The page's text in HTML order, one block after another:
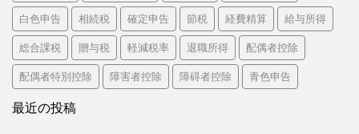
白色申告 相続税 確定申告 節税 経費精算 給与所得
総合課税 贈与税 軽減税率 退職所得 配偶者控除
配偶者特別控除 障害者控除 障碍者控除 青色申告
最近の投稿